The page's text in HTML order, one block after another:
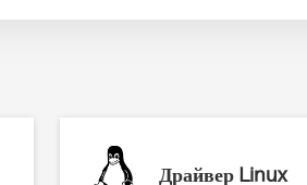
Драйвер Linux